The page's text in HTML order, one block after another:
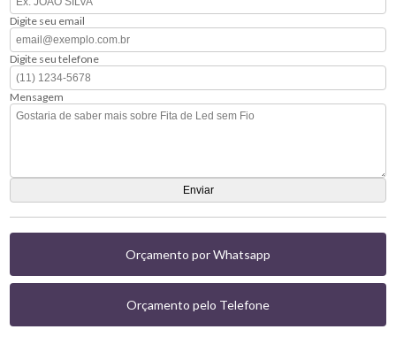
Digite seu email
Digite seu telefone
Mensagem
Orçamento por Whatsapp
Orçamento pelo Telefone